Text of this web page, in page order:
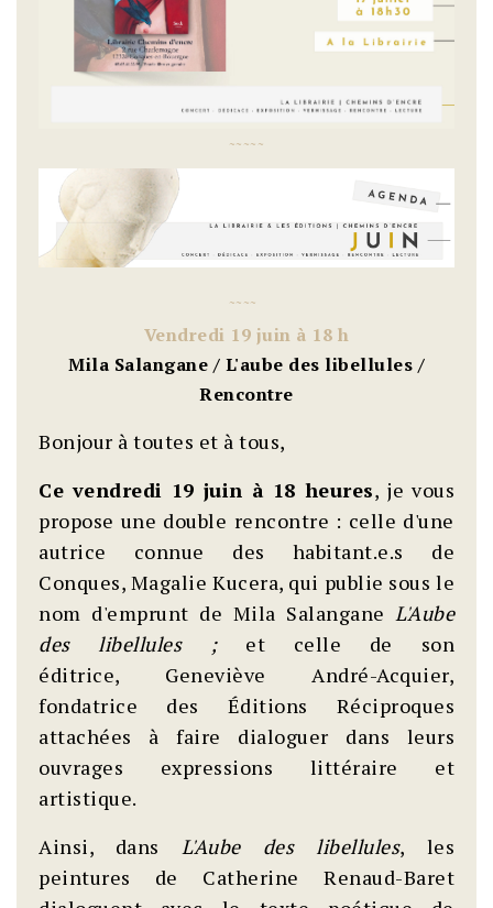
~~ ~~ ~
~~ ~~
Vendredi 19 juin à 18 h
Mila Salangane / L'aube des libellules /
Rencontre
Bonjour à toutes et à tous,
Ce vendredi 19 juin à 18 heures, je vous
propose une double rencontre : celle d'une
autrice connue des habitant.e.s de
Conques, Magalie Kucera, qui publie sous le
nom d'emprunt de Mila Salangane L'Aube
des libellules; et celle de son
éditrice, Geneviève André-Acquier,
fondatrice des Éditions Réciproques
attachées à faire dialoguer dans leurs
ouvrages expressions littéraire et
artistique.
Ainsi, dans L'Aube des libellules, les
peintures de
Catherine Renaud-Baret